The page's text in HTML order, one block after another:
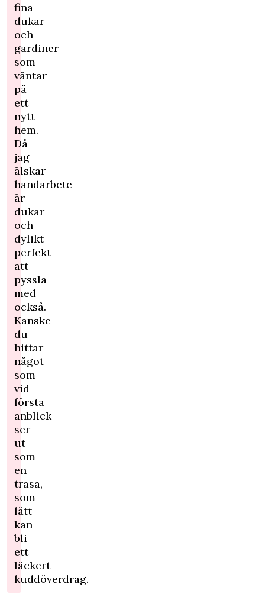
fina
dukar
och
gardiner
som
väntar
på
ett
nytt
hem.
Då
jag
älskar
handarbete
är
dukar
och
dylikt
perfekt
att
pyssla
med
också.
Kanske
du
hittar
något
som
vid
första
anblick
ser
ut
som
en
trasa,
som
lätt
kan
bli
ett
läckert
kuddöverdrag.